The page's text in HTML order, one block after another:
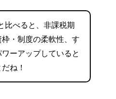
比べると、非課税期
枠・制度の柔軟性、す
ーアップしていると
ね！